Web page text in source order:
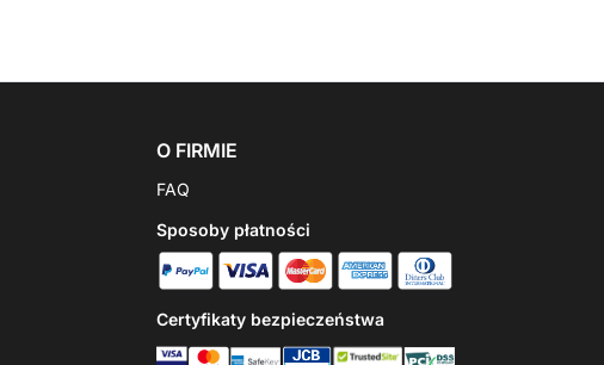
O FIRMIE
FAQ
Sposoby płatności
Certyfikaty bezpieczeństwa